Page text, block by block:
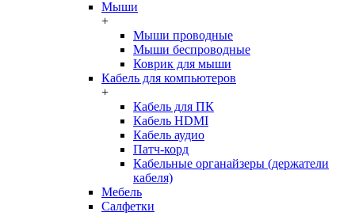
Мыши
+
Мыши проводные
Мыши беспроводные
Коврик для мыши
Кабель для компьютеров
+
Кабель для ПК
Кабель HDMI
Кабель аудио
Патч-корд
Кабельные органайзеры (держатели
кабеля)
Мебель
Салфетки